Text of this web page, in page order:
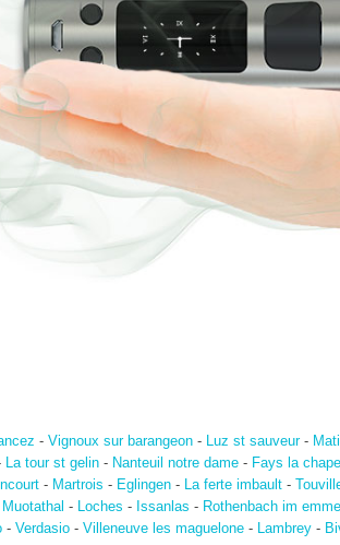
- Vignoux sur barangeon - Luz st sauveur-
La tour st gelin - Nanteuil notre dame - Fays la
- Martrois - Eglingen- La ferte imbault-
Muotathal - Loches - Issanlas - Rothenbach im
- Verdasio - Villeneuve les maguelone - Lambrey -